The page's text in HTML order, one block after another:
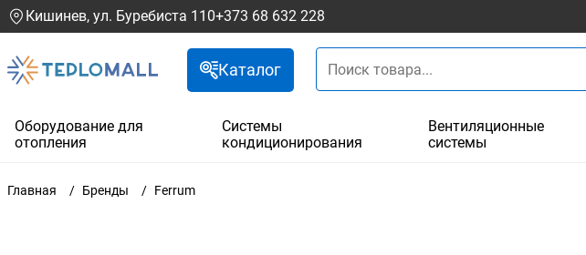
Кишинев, ул. Буребиста 110+373 68 632 228
Каталог
Оборудование для
отопления
Системы
кондиционирования
Вентиляционные
системы
Главная Бренды Ferrum